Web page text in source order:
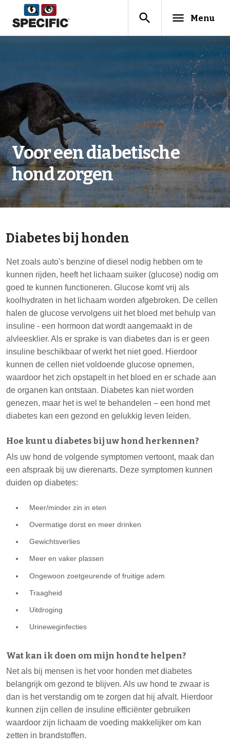
search menu Menu
Voor een diabetische
hond zorgen
Diabetes bij honden
Net zoals auto's benzine of diesel nodig hebben om te
kunnen rijden, heeft het lichaam suiker (glucose) nodig om
goed te kunnen functioneren. Glucose komt vrij als
koolhydraten in het lichaam worden afgebroken. De cellen
halen de glucose vervolgens uit het bloed met behulp van
insuline - een hormoon dat wordt aangemaakt in de
alvleesklier. Als er sprake is van diabetes dan is er geen
insuline beschikbaar of werkt het niet goed. Hierdoor
kunnen de cellen niet voldoende glucose opnemen,
waardoor het zich opstapelt in het bloed en er schade aan
de organen kan ontstaan. Diabetes kan niet worden
genezen, maar het is wel te behandelen – een hond met
diabetes kan een gezond en gelukkig leven leiden.
Hoe kunt u diabetes bij uw hond herkennen?
Als uw hond de volgende symptomen vertoont, maak dan
een afspraak bij uw dierenarts. Deze symptomen kunnen
duiden op diabetes:
Meer/minder zin in eten
Overmatige dorst en meer drinken
Gewichtsverlies
Meer en vaker plassen
Ongewoon zoetgeurende of fruitige adem
Traagheid
Uitdroging
Urineweginfecties
Wat kan ik doen om mijn hond te helpen?
Net als bij mensen is het voor honden met diabetes
belangrijk om gezond te blijven. Als uw hond te zwaar is
dan is het verstandig om te zorgen dat hij afvalt. Hierdoor
kunnen zijn cellen de insuline efficiënter gebruiken
waardoor zijn lichaam de voeding makkelijker om kan
zetten in brandstoffen.